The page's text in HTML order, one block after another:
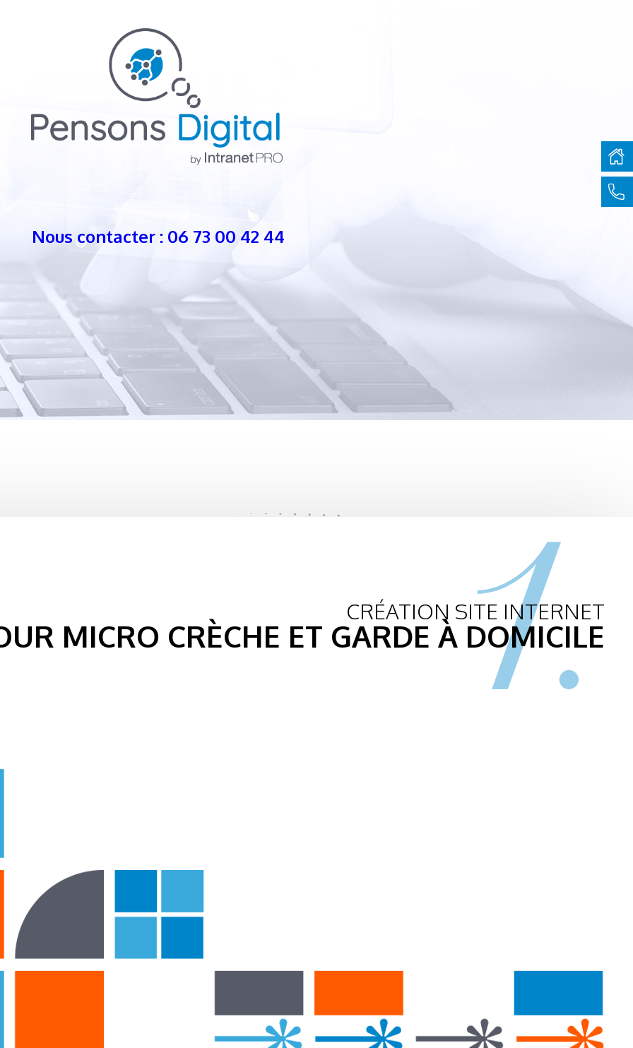
Nous contacter : 06 73 00 42 44
1.
CRÉATION SITE INTERNET
MICRO CRÈCHE ET GARDE À DOMICILE